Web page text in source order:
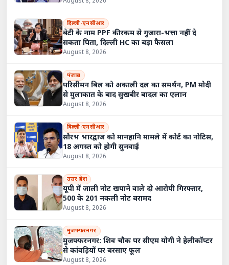
दिल्ली-एनसीआर
बेटी के नाम PPF की रकम से गुजारा-भत्ता नहीं दे
सकता पिता, दिल्ली HC का बड़ा फैसला
August 8, 2026
पंजाब
परिसीमन बिल को अकाली दल का समर्थन, PM मोदी
से मुलाकात के बाद सुखबीर बादल का एलान
August 8, 2026
दिल्ली-एनसीआर
सौरभ भारद्वाज को मानहानि मामले में कोर्ट का नोटिस,
18 अगस्त को होगी सुनवाई
August 8, 2026
उत्तर प्रदेश
यूपी में जाली नोट खपाने वाले दो आरोपी गिरफ्तार,
500 के 201 नकली नोट बरामद
August 8, 2026
मुजफ्फरनगर
मुजफ्फरनगर: शिव चौक पर सीएम योगी ने हेलीकॉप्टर
से कांवड़ियों पर बरसाए फूल
August 8, 2026